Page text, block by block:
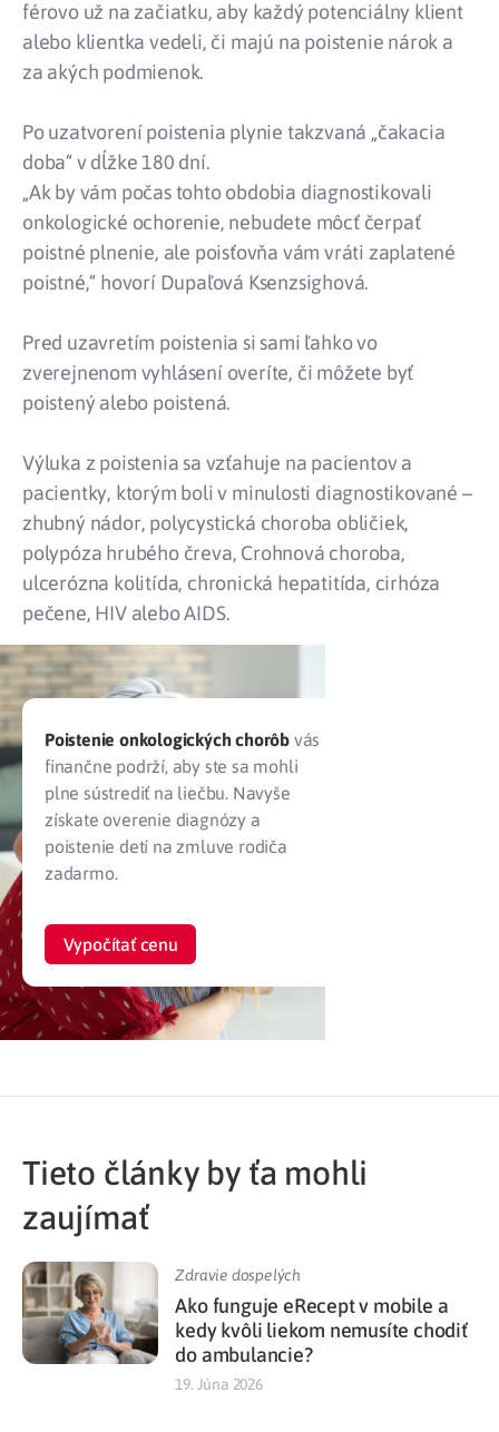
férovo už na začiatku, aby každý potenciálny klient
alebo klientka vedeli, či majú na poistenie nárok a
za akých podmienok.
Po uzatvorení poistenia plynie takzvaná „čakacia
doba“ v dĺžke 180 dní.
„Ak by vám počas tohto obdobia diagnostikovali
onkologické ochorenie, nebudete môcť čerpať
poistné plnenie, ale poisťovňa vám vráti zaplatené
poistné,“ hovorí Dupaľová Ksenzsighová.
Pred uzavretím poistenia si sami ľahko vo
zverejnenom vyhlásení overíte, či môžete byť
poistený alebo poistená.
Výluka z poistenia sa vzťahuje na pacientov a
pacientky, ktorým boli v minulosti diagnostikované –
zhubný nádor, polycystická choroba obličiek,
polypóza hrubého čreva, Crohnová choroba,
ulcerózna kolitída, chronická hepatitída, cirhóza
pečene, HIV alebo AIDS.
Poistenie onkologických chorôb vás
finančne podrží, aby ste sa mohli
plne sústrediť na liečbu. Navyše
získate overenie diagnózy a
poistenie detí na zmluve rodiča
zadarmo.
Vypočítať cenu
Tieto články by ťa mohli
zaujímať
Zdravie dospelých
Ako funguje eRecept v mobile a
kedy kvôli liekom nemusíte chodiť
do ambulancie?
19. Júna 2026